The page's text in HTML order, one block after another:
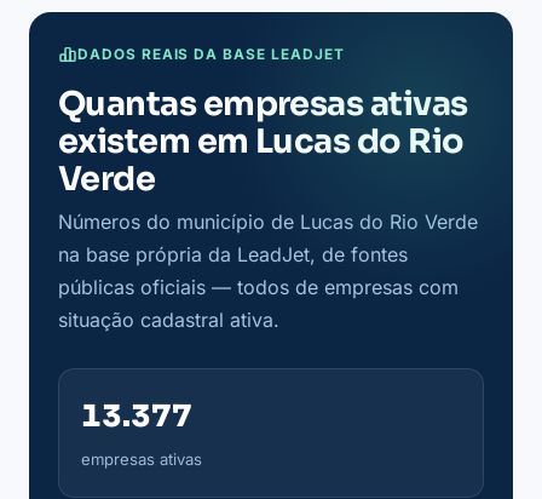
DADOS REAIS DA BASE LEADJET
Quantas empresas ativas
existem em Lucas do Rio
Verde
Números do município de Lucas do Rio Verde
na base própria da LeadJet, de fontes
públicas oficiais — todos de empresas com
situação cadastral ativa.
13.377
empresas ativas